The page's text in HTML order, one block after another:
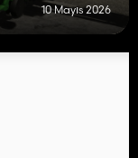
10 Mayıs 2026